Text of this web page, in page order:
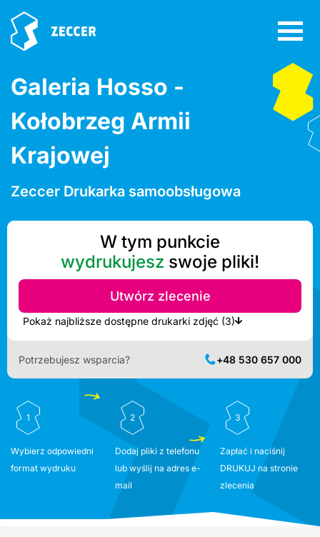
Galeria Hosso -
Kołobrzeg Armii
Krajowej
Zeccer Drukarka samoobsługowa
W tym punkcie
wydrukujesz swoje pliki!
Utwórz zlecenie
Pokaż najbliższe dostępne drukarki zdjęć (3)
Potrzebujesz wsparcia? +48 530 657 000
1
Wybierz odpowiedni
format wydruku
2
Dodaj pliki z telefonu
lub wyślij na adres e-
mail
3
Zapłać i naciśnij
DRUKUJ na stronie
zlecenia